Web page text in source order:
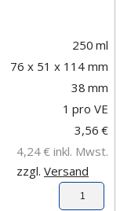
250 ml
76 x 51 x 114 mm
38 mm
1 pro VE
3,56 €
4,24€ inkl. Mwst.
zzgl. Versand